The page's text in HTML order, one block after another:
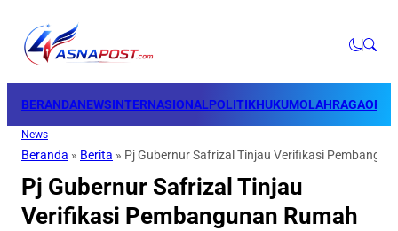
BERANDANEWSINTERNASIONALPOLITIKHUKUMOLAHRAGAOPINI
News
Beranda » Berita » Pj Gubernur Safrizal Tinjau Verifikasi
Pj Gubernur Safrizal Tinjau
Verifikasi Pembangunan Rumah